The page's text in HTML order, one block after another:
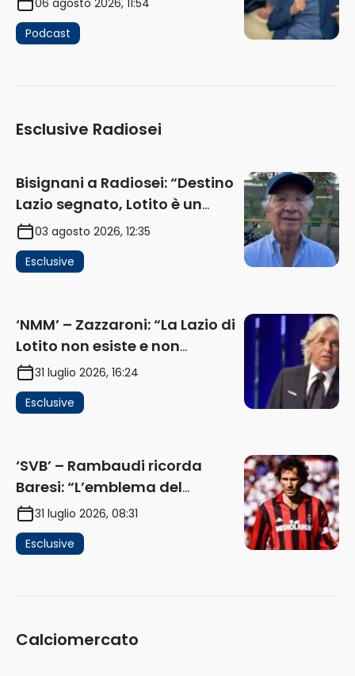
06 agosto 2026, 11:54
Podcast
Esclusive Radiosei
Bisignani a Radiosei: “Destino
Lazio segnato, Lotito è un
problema, la chiave sono
Flaminio e politica. La protesta
e gli interessi dei fondi”
03 agosto 2026, 12:35
Esclusive
‘NMM’ – Zazzaroni: “La Lazio di
Lotito non esiste e non
funziona più. E’ ora di lasciare,
ma lui non ascolta. Pignataro?
Ho verificato…” (AUDIO)
31 luglio 2026, 16:24
Esclusive
‘SVB’ – Rambaudi ricorda
Baresi: “L’emblema del
difensore moderno completo.
Lui è il Milan” (AUDIO)
31 luglio 2026, 08:31
Esclusive
Calciomercato